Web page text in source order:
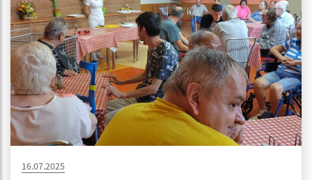
16.07.2025